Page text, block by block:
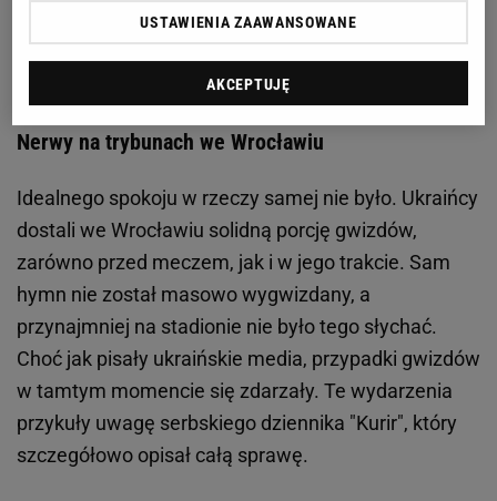
Zobacz wideoKibice dali sygnał reprezentacji
Urbana. Wardzichowski: W 80. minucie wychodzili ze
Nerwy na trybunach we Wrocławiu
Idealnego spokoju w rzeczy samej nie było. Ukraińcy
dostali we Wrocławiu solidną porcję gwizdów,
zarówno przed meczem, jak i w jego trakcie. Sam
hymn nie został masowo wygwizdany, a
przynajmniej na stadionie nie było tego słychać.
Choć jak pisały ukraińskie media, przypadki gwizdów
w tamtym momencie się zdarzały. Te wydarzenia
przykuły uwagę serbskiego dziennika "Kurir", który
szczegółowo opisał całą sprawę.
USTAWIENIA ZAAWANSOWANE
AKCEPTUJĘ